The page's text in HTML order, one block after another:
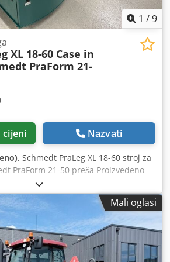
1 /9
XL 18-60 Case in
PraForm 21-
cijeni Nazvati
, Schmedt PraLeg XL 18-60 stroj za
PraForm 21-50 preša Proizvedeno
Alysf Schmedt PraLeg XL 18-60 Stroj
bloka Stroj u dobrom stanju,
umeće knjižni blok u prethodno
Dvije jedinice za nanošenje
debljine ljepila. Format: Visina
bloka: 110 – 450 mm Debljina
kapacitet: cca 200 – 300 kom/h
Mali oglasi